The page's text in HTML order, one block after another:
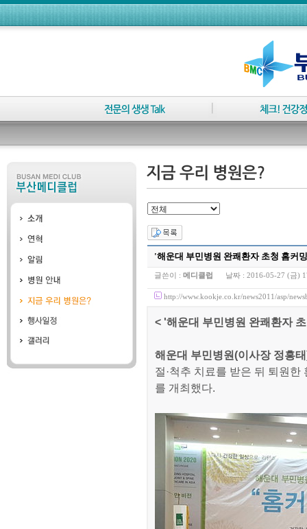
'해운대 부민병원 완쾌환자 초청 홈커
글쓴이 : 메디클럽 날짜 : 2016-05-27 (금)
http://www.kookje.co.kr/news2011/asp/
< '해운대 부민병원 완쾌환자
해운대 부민병원(이사장 정흥
절·척추 치료를 받은 뒤 퇴원
를 개최했다.